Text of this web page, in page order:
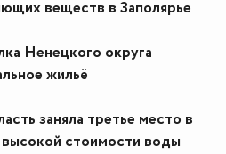
веществ в Заполярье
Ненецкого округа
жильё
заняла третье место в
стоимости воды